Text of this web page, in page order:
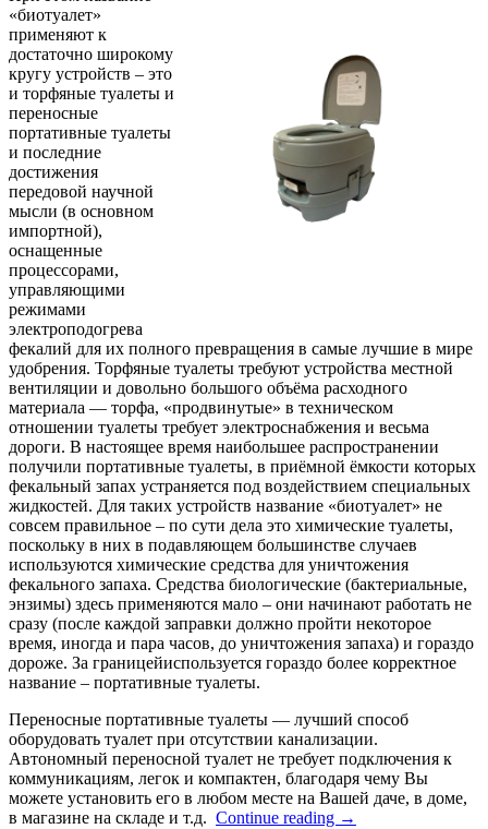
«биотуалет»
применяют к
достаточно широкому
кругу устройств – это
и торфяные туалеты и
переносные
портативные туалеты
и последние
достижения
передовой научной
мысли (в основном
импортной),
оснащенные
процессорами,
управляющими
режимами
электроподогрева
фекалий для их полного превращения в самые лучшие в мире
удобрения. Торфяные туалеты требуют устройства местной
вентиляции и довольно большого объёма расходного
материала — торфа, «продвинутые» в техническом
отношении туалеты требует электроснабжения и весьма
дороги. В настоящее время наибольшее распространении
получили портативные туалеты, в приёмной ёмкости которых
фекальный запах устраняется под воздействием специальных
жидкостей. Для таких устройств название «биотуалет» не
совсем правильное – по сути дела это химические туалеты,
поскольку в них в подавляющем большинстве случаев
используются химические средства для уничтожения
фекального запаха. Средства биологические (бактериальные,
энзимы) здесь применяются мало – они начинают работать не
сразу (после каждой заправки должно пройти некоторое
время, иногда и пара часов, до уничтожения запаха) и гораздо
дороже. За границейиспользуется гораздо более корректное
название – портативные туалеты.
Переносные портативные туалеты — лучший способ
оборудовать туалет при отсутствии канализации.
Автономный переносной туалет не требует подключения к
коммуникациям, легок и компактен, благодаря чему Вы
можете установить его в любом месте на Вашей даче, в доме,
в магазине на складе и т.д. Continue reading →